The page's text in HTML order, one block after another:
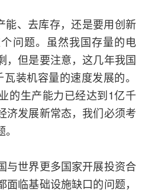
、去库存，还是要用创新
问题。虽然我国存量的电
，但是要注意，这几年我国
装机容量的速度发展的。
的生产能力已经达到1亿千
济发展新常态，我们必须考
世界更多国家开展投资合
临基础设施缺口的问题，